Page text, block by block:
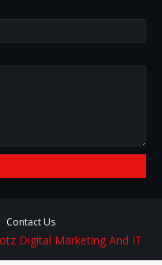
Contact Us
Digital Marketing And IT